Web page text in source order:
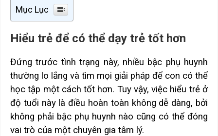
Mục Lục
Hiểu trẻ để có thể dạy trẻ tốt hơn
Đứng trước tình trạng này, nhiều bậc phụ huynh
thường lo lắng và tìm mọi giải pháp để con có thể
học tập một cách tốt hơn. Tuy vậy, việc hiểu trẻ ở
độ tuổi này là điều hoàn toàn không dễ dàng, bởi
không phải bậc phụ huynh nào cũng có thể đóng
vai trò của một chuyên gia tâm lý.